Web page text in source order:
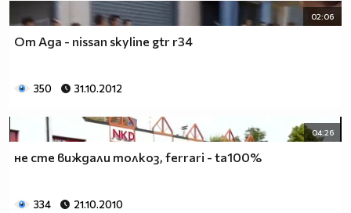
02:06
От Ада - nissan skyline gtr r34
350 31.10.2012
04:26
не сте виждали толкоз, ferrari - ta100%
334 21.10.2010